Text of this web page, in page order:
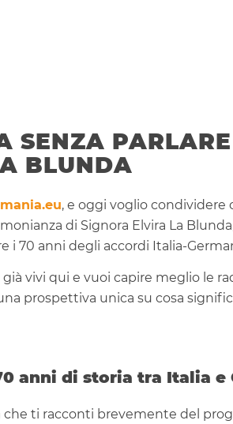
SENZA PARLARE
BLUNDA
, e oggi voglio condividere
di Signora Elvira La
i 70 anni degli accordi Italia-
vivi qui e vuoi capire meglio le
prospettiva unica su cosa
anni di storia tra Italia e
che ti racconti brevemente del